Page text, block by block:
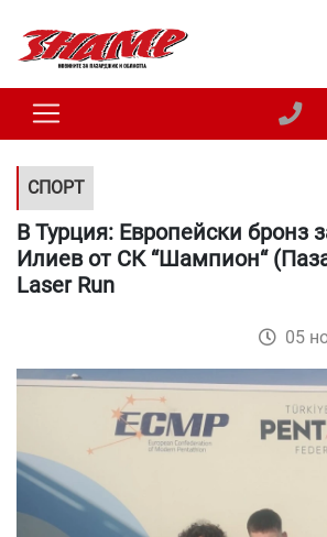
СПОРТ
В Турция: Европейски бронз
Илиев от СК “Шампион“
Laser Run
05